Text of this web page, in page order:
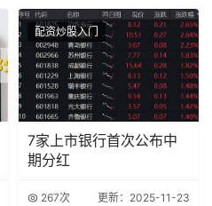
配资炒股入门
7家上市银行首次公布中
期分红
267次 更新：2025-11-23